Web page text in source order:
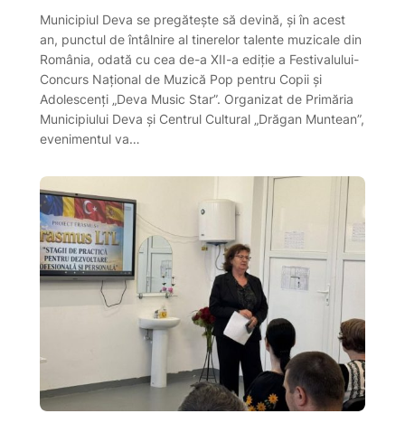
Municipiul Deva se pregătește să devină, și în acest
an, punctul de întâlnire al tinerelor talente muzicale din
România, odată cu cea de-a XII-a ediție a Festivalului-
Concurs Național de Muzică Pop pentru Copii și
Adolescenți „Deva Music Star”. Organizat de Primăria
Municipiului Deva și Centrul Cultural „Drăgan Muntean”,
evenimentul va…